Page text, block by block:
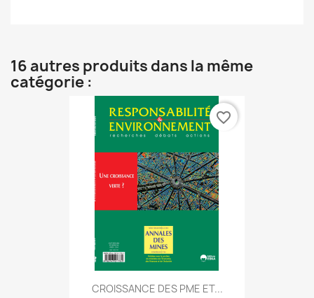
16 autres produits dans la même
catégorie :
CROISSANCE DES PME ET...
favorite_border